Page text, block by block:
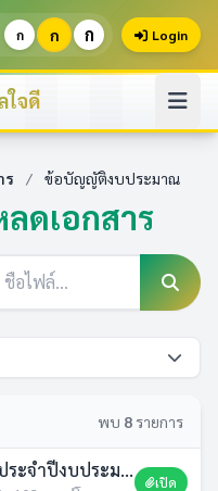
ก ก ก Login
ใจดี
ร / ข้อบัญญัติงบประมาณ
ดเอกสาร
พบ 8 รายการ
ข้อบัญญัติงบประมาณรายจ่าย ประจำปีงบประมาณ พ.ศ.2569
เปิด